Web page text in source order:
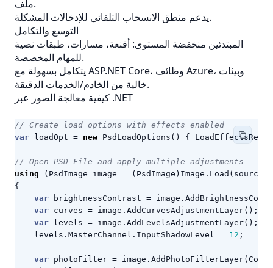
ملف.
يدعم منطق الانسحاب التلقائي للإدخالات المشكلة.
التوسع والتكامل
المبتدئين منخفضة المستوى: أقنعة، مسارات، طبقات نصية
للمهام المخصصة.
يتكامل بسهولة مع ASP.NET Core، وظائف Azure، وبيئات
خالية من الخادم/الخدمات الدقيقة.
كيفية معالجة الصور عبر .NET
// Create load options with effects enabled
var
loadOpt = new PsdLoadOptions () {
// Open PSD File and apply multiple adjustments
using
( PsdImage image = ( PsdImage ) Image . Load (
{
var
brightnessContrast = image .
var curves = image . AddCurvesAdjustmentLayer();
var
levels = image . AddLevelsAdjustmentLayer();
levels . MasterChannel . InputShadowLevel = 12 ;
var photoFilter = image . AddPhotoFilterLayer( Color